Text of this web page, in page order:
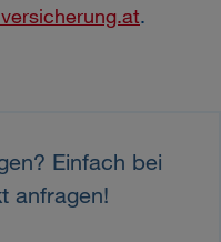
.
Einfach bei
anfragen!